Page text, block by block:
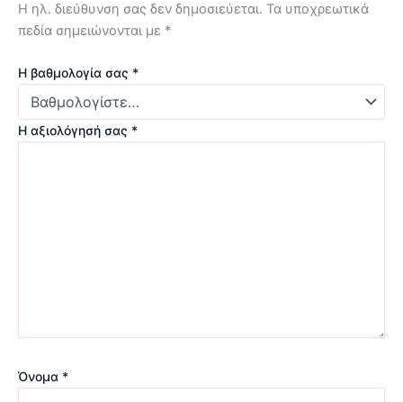
Η ηλ. διεύθυνση σας δεν δημοσιεύεται. Τα υποχρεωτικά
πεδία σημειώνονται με *
Η βαθμολογία σας *
Η αξιολόγησή σας *
Όνομα *